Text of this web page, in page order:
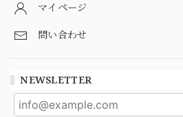
マイページ
問い合わせ
NEWSLETTER